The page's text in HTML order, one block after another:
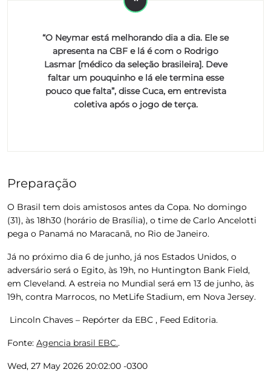
“O Neymar está melhorando dia a dia. Ele se
apresenta na CBF e lá é com o Rodrigo
Lasmar [médico da seleção brasileira]. Deve
faltar um pouquinho e lá ele termina esse
pouco que falta”, disse Cuca, em entrevista
coletiva após o jogo de terça.
Preparação
O Brasil tem dois amistosos antes da Copa. No domingo
(31), às 18h30 (horário de Brasília), o time de Carlo Ancelotti
pega o Panamá no Maracanã, no Rio de Janeiro.
Já no próximo dia 6 de junho, já nos Estados Unidos, o
adversário será o Egito, às 19h, no Huntington Bank Field,
em Cleveland. A estreia no Mundial será em 13 de junho, às
19h, contra Marrocos, no MetLife Stadium, em Nova Jersey.
Lincoln Chaves – Repórter da EBC , Feed Editoria.
Fonte: Agencia brasil EBC..
Wed, 27 May 2026 20:02:00 -0300